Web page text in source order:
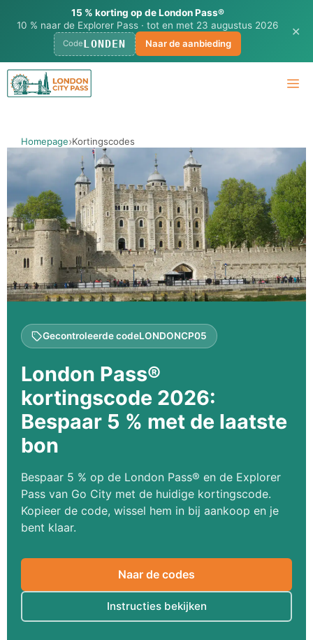
15 % korting op de London Pass®
10 % naar de Explorer Pass · tot en met 23 augustus 2026
CodeLONDEN Naar de aanbieding
✕
Ga
naar
Homepage Kortingscodes
Gecontroleerde codeLONDONCP05
London Pass®
kortingscode 2026:
Bespaar 5 % met de laatste
bon
Bespaar 5 % op de London Pass® en de Explorer
Pass van Go City met de huidige kortingscode.
Kopieer de code, wissel hem in bij aankoop en je
bent klaar.
Naar de codes
Instructies bekijken